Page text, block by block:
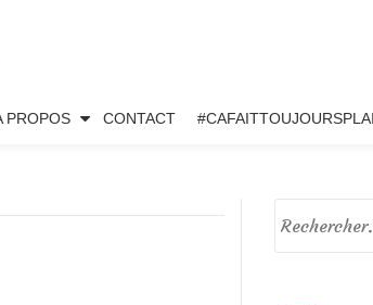
PROPOS CONTACT